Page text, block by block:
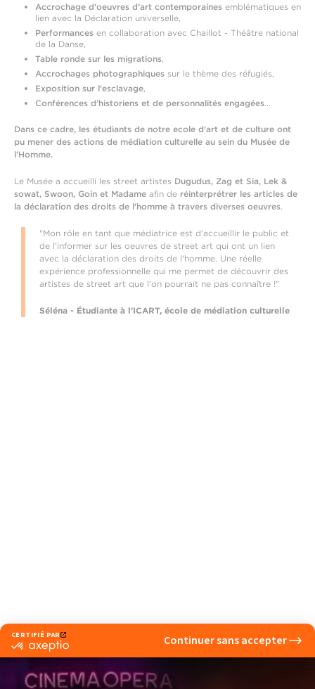
Accrochage d’oeuvres d’art contemporaines emblématiques en
lien avec la Déclaration universelle,
Performances en collaboration avec Chaillot - Théâtre national
de la Danse,
Table ronde sur les migrations,
Accrochages photographiques sur le thème des réfugiés,
Exposition sur l’esclavage,
Conférences d’historiens et de personnalités engagées
Dans ce cadre, les étudiants de notre ecole d'art et de culture ont
pu mener des actions de médiation culturelle au sein du Musée de
l'Homme.
Le Musée a accueilli les street artistes Dugudus, Zag et Sia, Lek &
sowat, Swoon, Goin et Madame afin de réinterprétrer les articles de
la déclaration des droits de l'homme à travers diverses oeuvres.
"Mon rôle en tant que médiatrice est d'accueillir le public et
de l'informer sur les oeuvres de street art qui ont un lien
avec la déclaration des droits de l'homme. Une réelle
expérience professionnelle qui me permet de découvrir des
artistes de street art que l'on pourrait ne pas connaître !"
Séléna - Étudiante à l'ICART, école de médiation culturelle